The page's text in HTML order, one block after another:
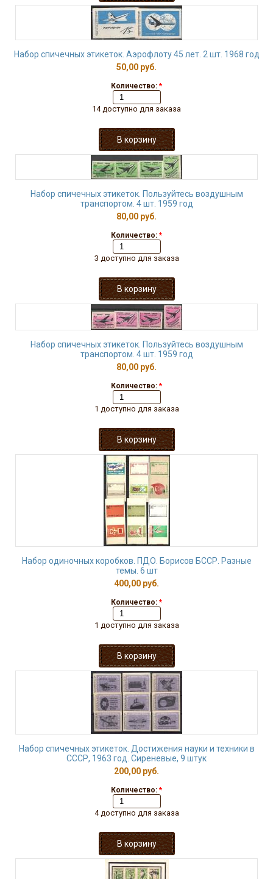
Набор спичечных этикеток. Аэрофлоту 45 лет. 2 шт. 1968 год
50,00 руб.
Количество: *
14 доступно для заказа
Набор спичечных этикеток. Пользуйтесь воздушным
транспортом. 4 шт. 1959 год
80,00 руб.
Количество: *
3 доступно для заказа
Набор спичечных этикеток. Пользуйтесь воздушным
транспортом. 4 шт. 1959 год
80,00 руб.
Количество: *
1 доступно для заказа
Набор одиночных коробков. ПДО. Борисов БССР. Разные
темы. 6 шт
400,00 руб.
Количество: *
1 доступно для заказа
Набор спичечных этикеток. Достижения науки и техники в
СССР, 1963 год. Сиреневые, 9 штук
200,00 руб.
Количество: *
4 доступно для заказа